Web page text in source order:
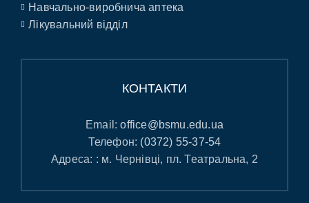
Навчально-виробнича аптека
Лікувальний відділ
КОНТАКТИ
Email:office@bsmu.edu.ua
Телефон: (0372) 55-37-54
Адреса: : м. Чернівці, пл. Театральна, 2